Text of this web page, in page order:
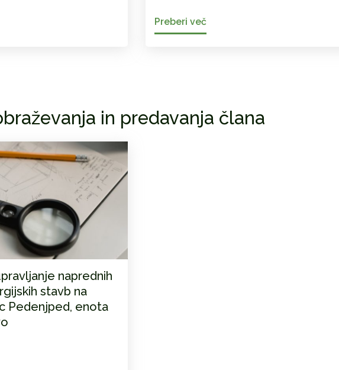
Preberi več
in predavanja člana
naprednih
stavb na
Pedenjped, enota